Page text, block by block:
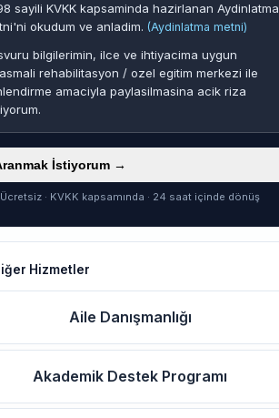
sayili KVKK kapsaminda hazirlanan Aydinlatma
okudum ve anladim. (Aydinlatma metni)
bilgilerimin, ilce ve ihtiyacima uygun
rehabilitasyon / ozel egitim merkezi ile
amaciyla paylasilmasina acik riza
İstiyorum →
Ücretsiz · KVKK kapsamında · 24 saat içinde dönüş
Hizmetler
Aile Danışmanlığı
Akademik Destek Programı